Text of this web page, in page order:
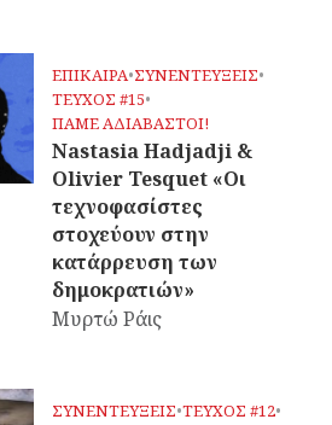
ΕΠΙΚΑΙΡΑ•ΣΥΝΕΝΤΕΥΞΕΙΣ•
ΤΕΥΧΟΣ #15•
ΠΑΜΕ ΑΔΙΑΒΑΣΤΟΙ!
Nastasia Hadjadji &
Olivier Tesquet «Οι
τεχνοφασίστες
στοχεύουν στην
κατάρρευση των
δημοκρατιών»
Μυρτώ Ράις
ΣΥΝΕΝΤΕΥΞΕΙΣ•ΤΕΥΧΟΣ #12•